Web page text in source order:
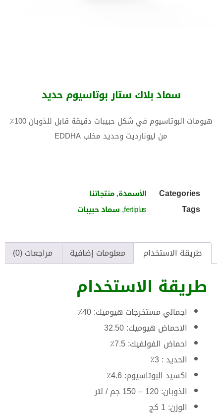
سماد بلاك ستار بوتاسيوم حديد
هيومات البوتاسيوم في شكل حبيبات دقيقة قابل للذوبان 100٪
من ليونارديت وحديد مخلب EDDHA
Categories الأسمدة,منتجاتنا
Tags
fertiplus
, سماد حبيبات
طريقة الاستخدام معلومات إضافية مراجعات (0)
طريقة الاستخدام
اجمالي مستخرجات هيوميك: 40٪
الاحماض هيوميك: 32.50
احماض الفولفيك: 7.5٪
الحديد : 3٪
اكسيد البوتاسيوم: 4.6٪
الذوبان: 120 – 150 جم / لتر
الوزن: 1 كج